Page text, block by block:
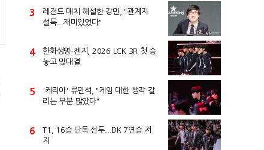
3
레전드 매치 해설한 강민, "관계자
설득...재미있었다"
4
한화생명-젠지, 2026 LCK 3R 첫 승
놓고 맞대결
5
'케리아' 류민석, "게임 대한 생각 갈
리는 부분 많았다"
6
T1, 16승 단독 선두...DK 7연승 저
지